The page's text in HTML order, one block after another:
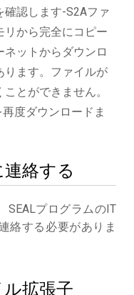
確認します-S2Aファ
リから完全にコピー
ットからダウンロ
ります。ファイルが
とができません。
度ダウンロードま
絡する
SEALプログラムのIT
絡する必要がありま
拡張子